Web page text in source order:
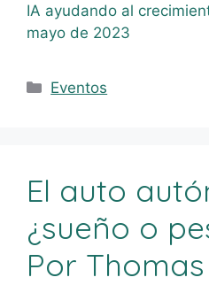
IA ayudando al
mayo de 2023
Eventos
El auto
¿sueño o
Por